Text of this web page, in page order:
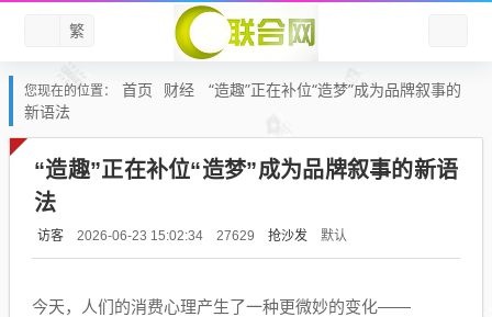
繁
您现在的位置： 首页 财经
“造趣”正在补位“造梦”成为品牌叙事的
新语法
“造趣”正在补位“造梦”成为品牌叙事的新语
法
访客 2026-06-23 15:02:34 27629 抢沙发 默认
今天，人们的消费心理产生了一种更微妙的变化——